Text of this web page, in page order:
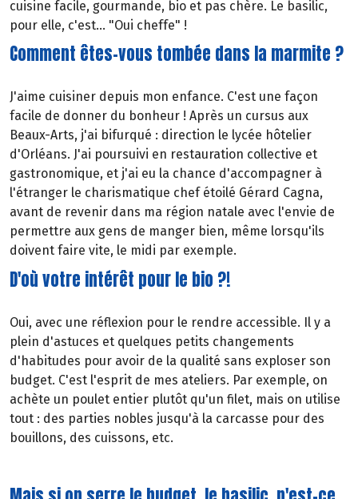
cuisine facile, gourmande, bio et pas chère. Le basilic,
pour elle, c'est... "Oui cheffe" !
Comment êtes-vous tombée dans la marmite ?
J'aime cuisiner depuis mon enfance. C'est une façon
facile de donner du bonheur ! Après un cursus aux
Beaux-Arts, j'ai bifurqué : direction le lycée hôtelier
d'Orléans. J'ai poursuivi en restauration collective et
gastronomique, et j'ai eu la chance d'accompagner à
l'étranger le charismatique chef étoilé Gérard Cagna,
avant de revenir dans ma région natale avec l'envie de
permettre aux gens de manger bien, même lorsqu'ils
doivent faire vite, le midi par exemple.
D'où votre intérêt pour le bio ?!
Oui, avec une réflexion pour le rendre accessible. Il y a
plein d'astuces et quelques petits changements
d'habitudes pour avoir de la qualité sans exploser son
budget. C'est l'esprit de mes ateliers. Par exemple, on
achète un poulet entier plutôt qu'un filet, mais on utilise
tout : des parties nobles jusqu'à la carcasse pour des
bouillons, des cuissons, etc.